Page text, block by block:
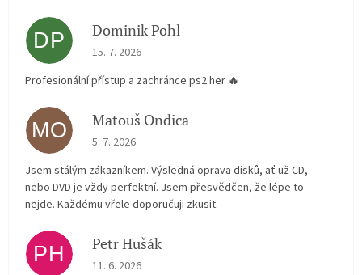
DP Dominik Pohl
The store rating is 5 out of 5 stars.
15. 7. 2026
Profesionální přístup a zachránce ps2 her 🔥
MO Matouš Ondica
The store rating is 5 out of 5 stars.
5. 7. 2026
Jsem stálým zákazníkem. Výsledná oprava disků, ať už CD,
nebo DVD je vždy perfektní. Jsem přesvědčen, že lépe to
nejde. Každému vřele doporučuji zkusit.
PH Petr Hušák
The store rating is 5 out of 5 stars.
11. 6. 2026